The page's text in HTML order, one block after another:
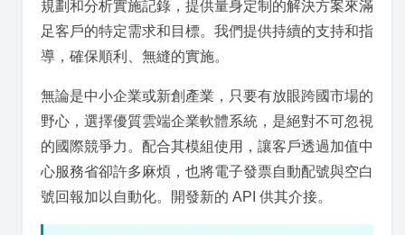
規劃和分析實施記錄，提供量身定制的解決方案來滿
足客戶的特定需求和目標。我們提供持續的支持和指
導，確保順利、無縫的實施。
無論是中小企業或新創產業，只要有放眼跨國市場的
野心，選擇優質雲端企業軟體系統，是絕對不可忽視
的國際競爭力。配合其模組使用，讓客戶透過加值中
心服務省卻許多麻煩，也將電子發票自動配號與空白
號回報加以自動化。開發新的 API 供其介接。